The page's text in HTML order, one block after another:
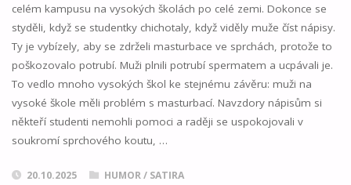
celém kampusu na vysokých školách po celé zemi. Dokonce se
styděli, když se studentky chichotaly, když viděly muže číst nápisy.
Ty je vybízely, aby se zdrželi masturbace ve sprchách, protože to
poškozovalo potrubí. Muži plnili potrubí spermatem a ucpávali je.
To vedlo mnoho vysokých škol ke stejnému závěru: muži na
vysoké škole měli problém s masturbací. Navzdory nápisům si
někteří studenti nemohli pomoci a raději se uspokojovali v
soukromí sprchového koutu, …
20.10.2025
HUMOR / SATIRA